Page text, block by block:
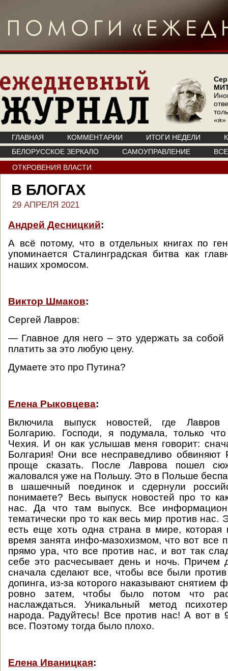
«я»
ГЛАВНАЯ КОММЕНТАРИИ ИТОГИ НЕДЕЛИ
БЕЛОРУССКОЕ ЗЕРКАЛО
САМОУПРАВЛЕНИЕ
ОТКРОВЕНИЯ ВЛАСТИ
В БЛОГАХ
29 АПРЕЛЯ 2021
Андрей Десницкий:
А всё потому, что в отдельных книгах по
упоминается Сталинградская битва как
наших хромосом.
Виктор Шмаков:
Сергей Лавров:
— Главное для него – это удержать за собой
платить за это любую цену.
Думаете это про Путина?
Елена Рыковцева:
Включила выпуск новостей, где Лавров
Болгарию. Господи, я подумала, только
Чехия. И он как услышав меня говорит:
Болгария! Они все несправедливо обвиняют
проще сказать. После Лаврова пошел
жаловался уже на Польшу. Это в Польше
в шашечный поединок и сдернули
понимаете? Весь выпуск новостей про то
нас. Да что там выпуск. Все
тематически про то как весь мир против нас.
есть еще хоть одна страна в мире, которая
время занята инфо-мазохизмом, что вот все
прямо ура, что все против нас, и вот так
себе это расчесывает день и ночь. Причем
сначала сделают все, чтобы все были
допинга, из-за которого наказывают снятием
ровно затем, чтобы было потом что
наслаждаться. Уникальный метод
народа. Радуйтесь! Все против нас! А вот в
все. Поэтому тогда было плохо.
Елена Иваницкая: